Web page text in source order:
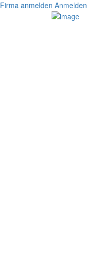
Firma anmelden Anmelden